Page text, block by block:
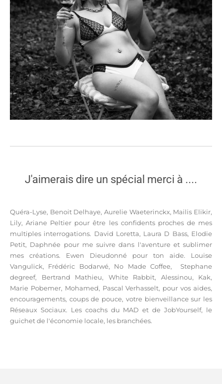
J'aimerais dire un spécial merci à ....
Quéra-Lyse, Benoit Delhaye, Aurelie Waeterinckx, Mailis Elikir,
Lily, Ariane Peltier pour être les confidents proches de mes
multiples interrogations. David Loretta, Laura D Bass, Elodie
Petit, Daphnée pour me suivre dans l'aventure et sublimer
mes créations. Ewen Dieudonné pour ton aide. Louise
Vangulick, Frédéric Bodarwé, No Made Coffee, Stephane
degreef, Bertrand Mathieu, White Rabbit, Alessinou, Kak,
Marie Pobemer, Mohamed, Pascal Verhasselt, pour vos aides,
encouragements, coups de pouce, votre bienveillance sur les
Réseaux Sociaux. Les coachs du MAD et de JobYourself, le
guichet de l'économie locale, les branchées.